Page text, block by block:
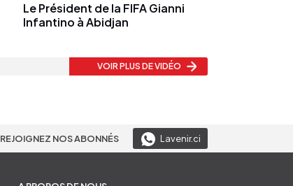
Le Président de la FIFA Gianni
Infantino à Abidjan
VOIR PLUS DE VIDÉO
REJOIGNEZ NOS ABONNÉS Lavenir.ci